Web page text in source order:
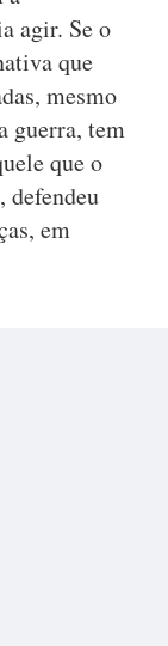
agir. Se o
que
mesmo
guerra, tem
que o
defendeu
em